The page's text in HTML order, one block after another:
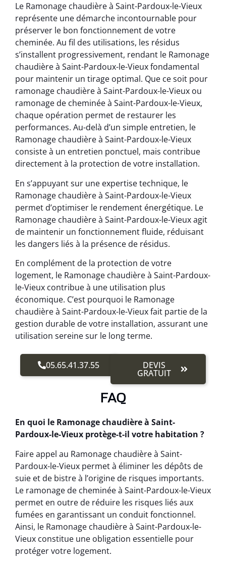
Le Ramonage chaudière à Saint-Pardoux-le-Vieux
représente une démarche incontournable pour
préserver le bon fonctionnement de votre
cheminée. Au fil des utilisations, les résidus
s’installent progressivement, rendant le Ramonage
chaudière à Saint-Pardoux-le-Vieux fondamental
pour maintenir un tirage optimal. Que ce soit pour
ramonage chaudière à Saint-Pardoux-le-Vieux ou
ramonage de cheminée à Saint-Pardoux-le-Vieux,
chaque opération permet de restaurer les
performances. Au-delà d’un simple entretien, le
Ramonage chaudière à Saint-Pardoux-le-Vieux
consiste à un entretien ponctuel, mais contribue
directement à la protection de votre installation.
En s’appuyant sur une expertise technique, le
Ramonage chaudière à Saint-Pardoux-le-Vieux
permet d’optimiser le rendement énergétique. Le
Ramonage chaudière à Saint-Pardoux-le-Vieux agit
de maintenir un fonctionnement fluide, réduisant
les dangers liés à la présence de résidus.
En complément de la protection de votre
logement, le Ramonage chaudière à Saint-Pardoux-
le-Vieux contribue à une utilisation plus
économique. C’est pourquoi le Ramonage
chaudière à Saint-Pardoux-le-Vieux fait partie de la
gestion durable de votre installation, assurant une
utilisation sereine sur le long terme.
05.65.41.37.55 DEVIS
GRATUIT
FAQ
En quoi le Ramonage chaudière à Saint-
Pardoux-le-Vieux protège-t-il votre habitation ?
Faire appel au Ramonage chaudière à Saint-
Pardoux-le-Vieux permet à éliminer les dépôts de
suie et de bistre à l’origine de risques importants.
Le ramonage de cheminée à Saint-Pardoux-le-Vieux
permet en outre de réduire les risques liés aux
fumées en garantissant un conduit fonctionnel.
Ainsi, le Ramonage chaudière à Saint-Pardoux-le-
Vieux constitue une obligation essentielle pour
protéger votre logement.